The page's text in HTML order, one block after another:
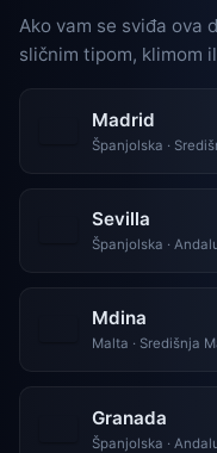
Ako vam se sviđa ova
sličnim tipom, klimom
Madrid
Španjolska ·
Sevilla
Španjolska ·
Mdina
Malta · Središnja
Granada
Španjolska ·